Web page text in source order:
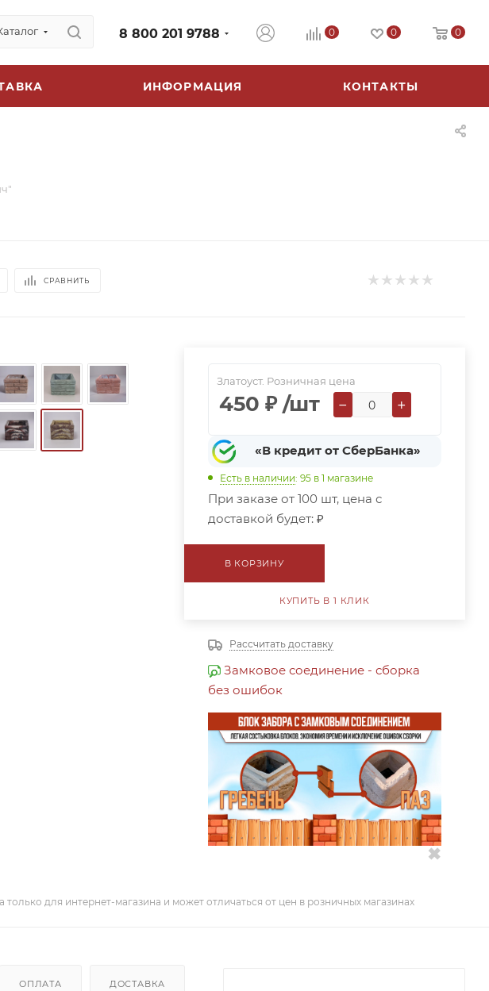
8 800 201 9788 0 0 0
ИНФОРМАЦИЯ КОНТАКТЫ
СРАВНИТЬ
Златоуст. Розничная цена
450 ₽ /шт − +
«В кредит от СберБанка»
Есть в наличии: 95 в 1 магазине
При заказе от 100 шт, цена с
доставкой будет: ₽
В КОРЗИНУ
КУПИТЬ В 1 КЛИК
Рассчитать доставку
Замковое соединение - сборка
без ошибок
✖
только для интернет-магазина и может отличаться от цен в розничных магазинах
ОПЛАТА ДОСТАВКА